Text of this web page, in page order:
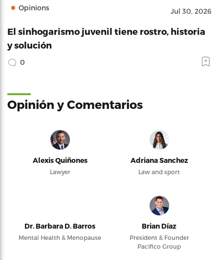
Opinions Jul 30, 2026
El sinhogarismo juvenil tiene rostro, historia
y solución
0
Opinión y Comentarios
Alexis Quiñones
Lawyer
Adriana Sanchez
Law and sport
Dr. Barbara D. Barros
Mental Health & Menopause
Brian Díaz
President & Founder
Pacifico Group